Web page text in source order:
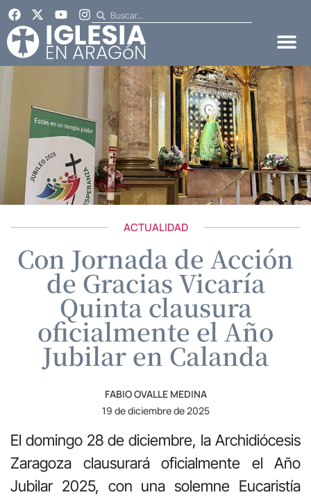
ACTUALIDAD
Con Jornada de Acción
de Gracias Vicaría
Quinta clausura
oficialmente el Año
Jubilar en Calanda
FABIO OVALLE MEDINA
19 de diciembre de 2025
El domingo 28 de diciembre, la Archidiócesis
Zaragoza clausurará oficialmente el Año
Jubilar 2025, con una solemne Eucaristía